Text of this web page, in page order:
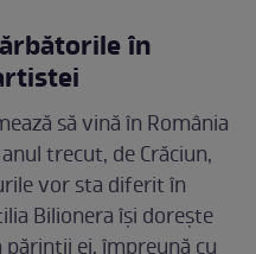
în
să vină în România
trecut, de Crăciun,
vor sta diferit în
Bilionera își dorește